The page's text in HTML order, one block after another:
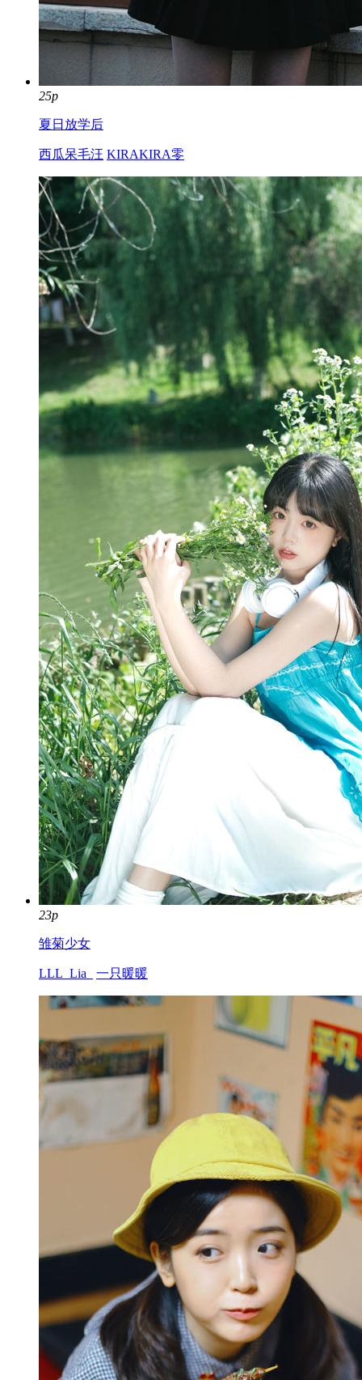
25p
夏日放学后
西瓜呆毛汪 KIRAKIRA零
23p
雏菊少女
LLL_Lia_ 一只暖暖